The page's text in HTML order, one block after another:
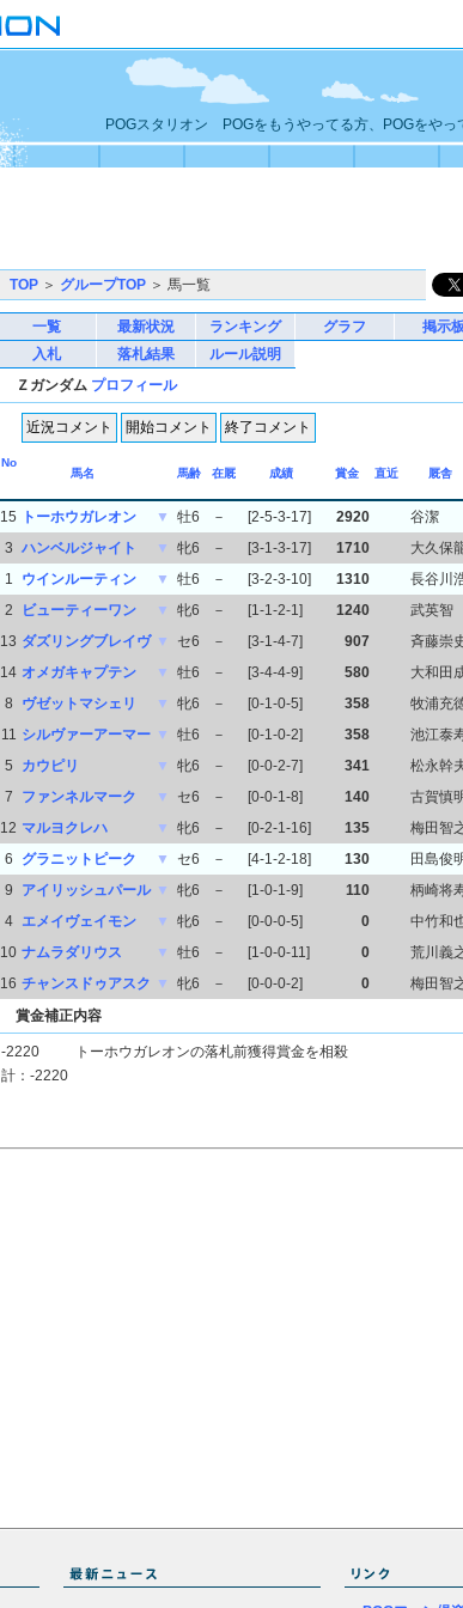
POGスタリオン POGをもうやってる方、POGをやっ
TOP ＞ グループTOP ＞ 馬一覧
一覧 最新状況 ランキング グラフ 掲示
入札
落札結果
ルール説明
Ｚガンダム プロフィール
No
馬名
馬齢 在厩 成績 賞金 直近 厩舎
15 トーホウガレオン ▼ 牡6 － [2-5-3-17] 2920 谷潔
3 ハンベルジャイト ▼ 牝6 － [3-1-3-17] 1710 大久保
1 ウインルーティン ▼ 牡6 － [3-2-3-10] 1310 長谷川
2 ビューティーワン ▼ 牝6 － [1-1-2-1] 1240 武英智
13 ダズリングブレイヴ ▼ セ6 － [3-1-4-7] 907 斉藤崇
14 オメガキャプテン ▼ 牡6 － [3-4-4-9] 580 大和田
8 ヴゼットマシェリ ▼ 牝6 － [0-1-0-5] 358 牧浦充
11 シルヴァーアーマー ▼ 牡6 － [0-1-0-2] 358 池江泰
5 カウピリ ▼ 牝6 － [0-0-2-7] 341 松永幹
7 ファンネルマーク ▼ セ6 － [0-0-1-8] 140 古賀慎
12 マルヨクレハ ▼ 牝6 － [0-2-1-16] 135 梅田智
6 グラニットピーク ▼ セ6 － [4-1-2-18] 130 田島俊
9 アイリッシュパール ▼ 牝6 － [1-0-1-9] 110 柄崎将
4 エメイヴェイモン ▼ 牝6 － [0-0-0-5] 0 中竹和
10 ナムラダリウス ▼ 牡6 － [1-0-0-11] 0 荒川義
16 チャンスドゥアスク ▼ 牝6 － [0-0-0-2] 0 梅田智
賞金補正内容
-2220
トーホウガレオンの落札前獲得賞金を相殺
計：-2220